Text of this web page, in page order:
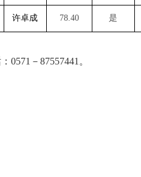
许卓成 78.40 是
－87557441。